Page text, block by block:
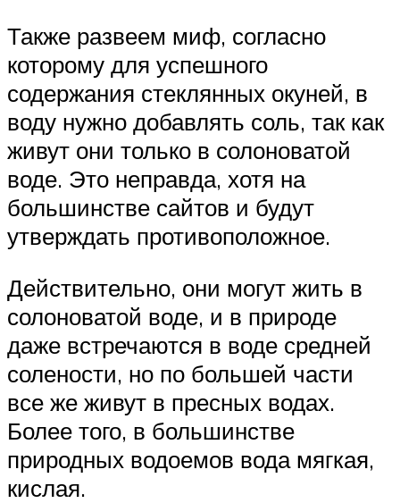
Также развеем миф, согласно
которому для успешного
содержания стеклянных окуней, в
воду нужно добавлять соль, так как
живут они только в солоноватой
воде. Это неправда, хотя на
большинстве сайтов и будут
утверждать противоположное.
Действительно, они могут жить в
солоноватой воде, и в природе
даже встречаются в воде средней
солености, но по большей части
все же живут в пресных водах.
Более того, в большинстве
природных водоемов вода мягкая,
кислая.